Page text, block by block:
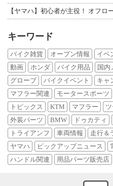
【ヤマハ】初心者が主役！ オフロ
キーワード
バイク雑貨 オープン情報 イベ
動画
ホンダ バイク用品 国内
グローブ
バイクイベント キャ
マフラー関連
モータースポーツ
トピックス
KTM マフラー
外装パーツ
BMW ドゥカティ
トライアンフ
車両情報 走行＆
ヤマハ
ピックアップニュース
ハンドル関連
用品パーツ販売店